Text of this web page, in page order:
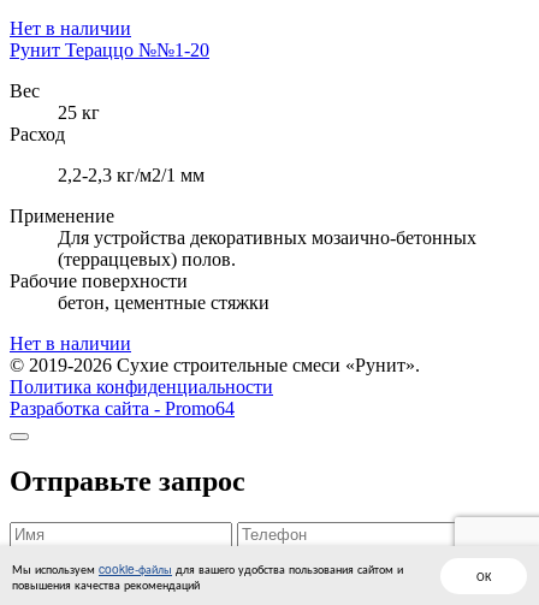
Нет в наличии
Рунит Тераццо №№1-20
Вес
25 кг
Расход
2,2-2,3 кг/м2/1 мм
Применение
Для устройства декоративных мозаично-бетонных
(терраццевых) полов.
Рабочие поверхности
бетон, цементные стяжки
Нет в наличии
© 2019-2026 Сухие строительные смеси «Рунит».
Политика конфиденциальности
Разработка сайта - Promo64
Отправьте запрос
с условиями обработки персональных данных
Отправить ОК
Мы используем cookie-файлы для вашего удобства пользования сайтом и
повышения качества рекомендаций